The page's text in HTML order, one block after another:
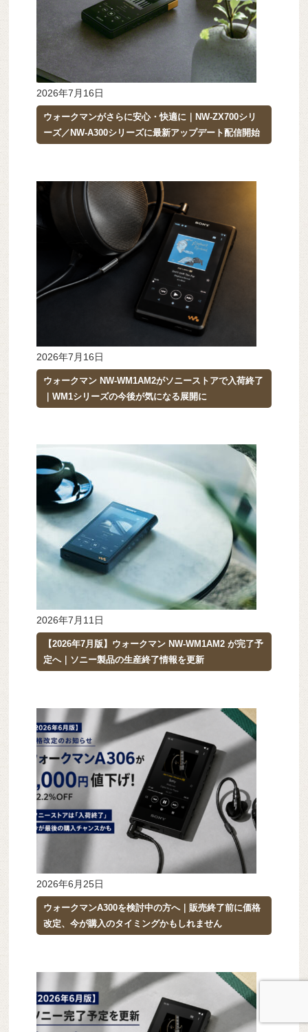
2026年7月16日
ウォークマンがさらに安心・快適に｜NW-ZX700シリ
ーズ／NW-A300シリーズに最新アップデート配信開始
2026年7月16日
ウォークマン NW-WM1AM2がソニーストアで入荷終了
｜WM1シリーズの今後が気になる展開に
2026年7月11日
【2026年7月版】ウォークマン NW-WM1AM2 が完了予
定へ｜ソニー製品の生産終了情報を更新
2026年6月25日
ウォークマンA300を検討中の方へ｜販売終了前に価格
改定、今が購入のタイミングかもしれません